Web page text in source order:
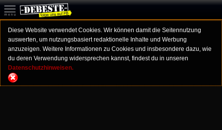
Diese Website verwendet Cookies. Wir können damit die Seitennutzung
auswerten, um nutzungsbasiert redaktionelle Inhalte und Werbung
anzuzeigen. Weitere Informationen zu Cookies und insbesondere dazu, wie
du deren Verwendung widersprechen kannst, findest du in unseren
Datenschutzhinweisen.